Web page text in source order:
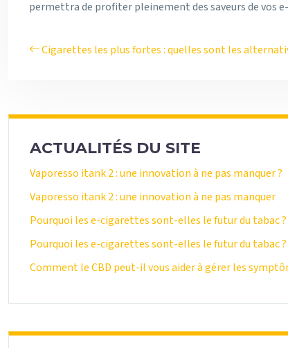
permettra de profiter pleinement des saveurs de vos
Cigarettes les plus fortes : quelles sont les
ACTUALITÉS DU SITE
Vaporesso itank 2 : une innovation à ne pas manquer ?
Vaporesso itank 2 : une innovation à ne pas manquer
Pourquoi les e-cigarettes sont-elles le futur du tabac ?
Pourquoi les e-cigarettes sont-elles le futur du tabac ?
Comment le CBD peut-il vous aider à gérer les